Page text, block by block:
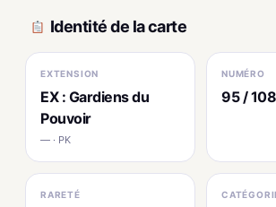
Identité de la carte
EXTENSION
EX : Gardiens du
Pouvoir
— · PK
NUMÉRO
95 / 108
RARETÉ